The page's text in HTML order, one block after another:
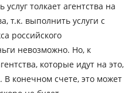
услуг толкает агентства на
т.к. выполнить услуги с
российского
невозможно. Но, к
которые идут на это,
конечном счете, это может